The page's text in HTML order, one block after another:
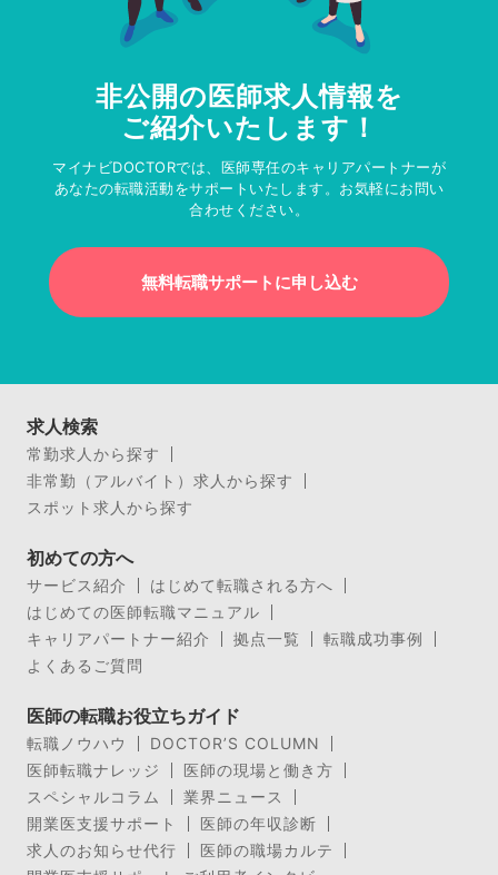
非公開の医師求人情報を
ご紹介いたします！
マイナビDOCTORでは、医師専任のキャリアパートナーが
あなたの転職活動をサポートいたします。お気軽にお問い
合わせください。
無料転職サポートに申し込む
求人検索
常勤求人から探す
非常勤（アルバイト）求人から探す
スポット求人から探す
初めての方へ
サービス紹介
はじめて転職される方へ
はじめての医師転職マニュアル
キャリアパートナー紹介
拠点一覧
転職成功事例
よくあるご質問
医師の転職お役立ちガイド
転職ノウハウ
DOCTOR’S COLUMN
医師転職ナレッジ
医師の現場と働き方
スペシャルコラム
業界ニュース
開業医支援サポート
医師の年収診断
求人のお知らせ代行
医師の職場カルテ